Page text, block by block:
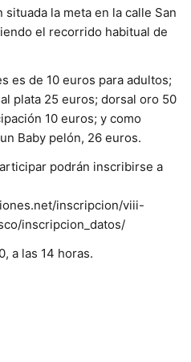
la meta en la calle San
el recorrido habitual de
es de 10 euros para adultos;
plata 25 euros; dorsal oro 50
10 euros; y como
Baby pelón, 26 euros.
podrán inscribirse a
inscripcion/viii-
inscripcion_datos/
a las 14 horas.